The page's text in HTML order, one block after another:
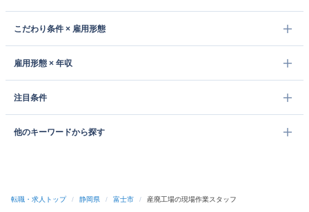
こだわり条件 × 雇用形態
雇用形態 × 年収
注目条件
他のキーワードから探す
転職・求人トップ / 静岡県 / 富士市 / 産廃工場の現場作業スタッフ